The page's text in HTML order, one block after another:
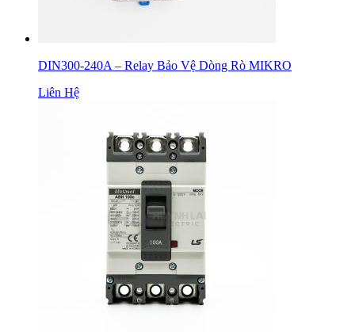
DIN300-240A – Relay Bảo Vệ Dòng Rò MIKRO
Liên Hệ